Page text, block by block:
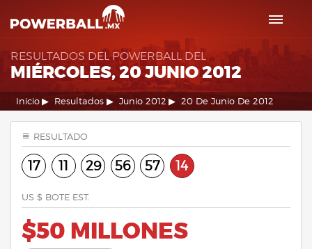
RESULTADOS DEL POWERBALL DEL
MIÉRCOLES, 20 JUNIO 2012
Inicio Resultados Junio 2012 20 De Junio De 2012
RESULTADO
17 11 29 56 57 14
US $ BOTE EST.
$50 MILLONES